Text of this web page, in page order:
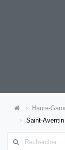
Haute-
Saint-Aventin